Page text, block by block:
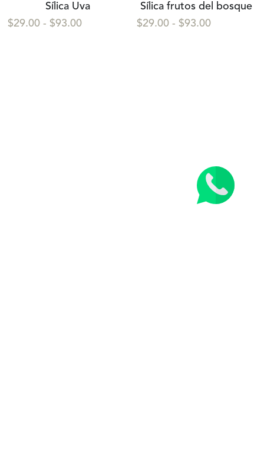
Sílica Uva
$29.00 - $93.00
Sílica frutos del bosque
$29.00 - $93.00